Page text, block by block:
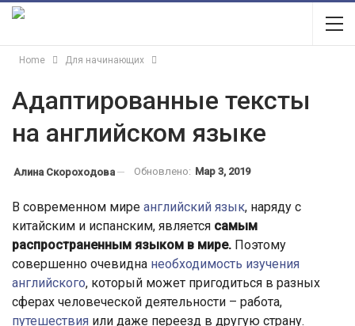
Home Для начинающих
Адаптированные тексты
на английском языке
Алина Скороходова Обновлено: Мар 3, 2019
В современном мире английский язык, наряду с
китайским и испанским, является самым
распространенным языком в мире. Поэтому
совершенно очевидна необходимость изучения
английского, который может пригодиться в разных
сферах человеческой деятельности – работа,
путешествия или даже переезд в другую страну.